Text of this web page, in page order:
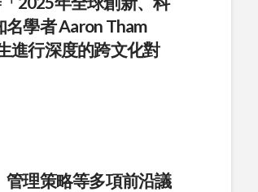
學者 Aaron Tham
進行深度的跨文化對
理策略等多項前沿議